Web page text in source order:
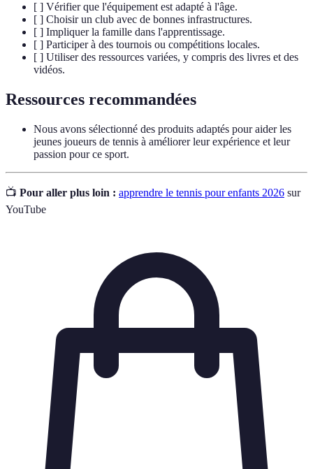
[ ] Vérifier que l'équipement est adapté à l'âge.
[ ] Choisir un club avec de bonnes infrastructures.
[ ] Impliquer la famille dans l'apprentissage.
[ ] Participer à des tournois ou compétitions locales.
[ ] Utiliser des ressources variées, y compris des livres et des
vidéos.
Ressources recommandées
Nous avons sélectionné des produits adaptés pour aider les
jeunes joueurs de tennis à améliorer leur expérience et leur
passion pour ce sport.
📺 Pour aller plus loin : apprendre le tennis pour enfants 2026 sur
YouTube